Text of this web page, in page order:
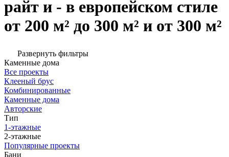
райт и - в европейском стиле
от 200 м² до 300 м² и от 300 м²
Развернуть фильтры
Каменные дома
Все проекты
Клееный брус
Комбинированные
Каменные дома
Авторские
Тип
1-этажные
2-этажные
Популярные проекты
Бани